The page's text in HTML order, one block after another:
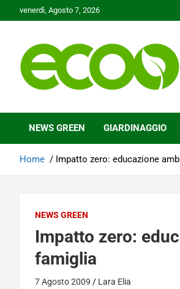
to
venerdì, Agosto 7, 2026
Ecoo.it
NEWS GREEN GIARDINAGGIO
Home Impatto zero: educazione
NEWS GREEN
Impatto zero:
famiglia
7 Agosto 2009 Lara Elia